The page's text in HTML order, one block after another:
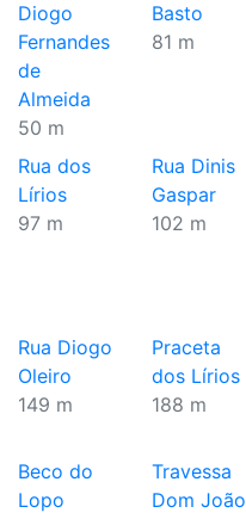
Diogo
Fernandes
de
Almeida
50 m
Basto
81 m
Rua dos
Lírios
97 m
Rua Dinis
Gaspar
102 m
Rua Diogo
Oleiro
149 m
Praceta
dos Lírios
188 m
Beco do
Lopo
Travessa
Dom João